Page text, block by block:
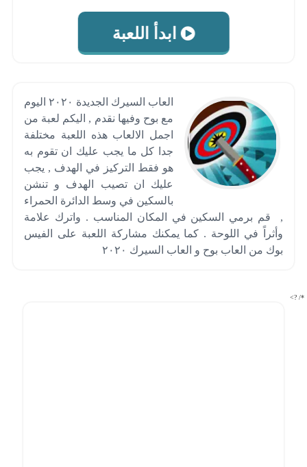
ابدأ اللعبة
العاب السيرك الجديدة ٢٠٢٠ اليوم
مع بوح وفيها نقدم , اليكم لعبة من
اجمل الالعاب هذه اللعبة مختلفة
جدا كل ما يجب عليك ان تقوم به
هو فقط التركيز في الهدف , يجب
عليك ان تصيب الهدف و تنشن
بالسكين في وسط الدائرة الحمراء
, قم برمي السكين في المكان المناسب . واترك علامة
وأثراً في اللوحة . كما يمكنك مشاركة اللعبة على الفيس
بوك من العاب بوح و العاب السيرك ٢٠٢٠
*/ ?>